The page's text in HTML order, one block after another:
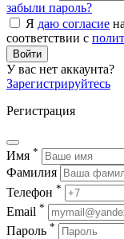
забыли пароль?
Я даю согласие
соответствии с
Войти
У вас нет аккаунта?
Зарегистрируйтесь
Регистрация
Имя *
Фамилия
Телефон *
Email *
Пароль *